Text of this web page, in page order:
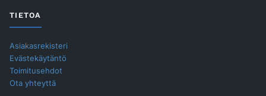
TIETOA
Asiakasrekisteri
Evästekäytäntö
Toimitusehdot
Ota yhteyttä